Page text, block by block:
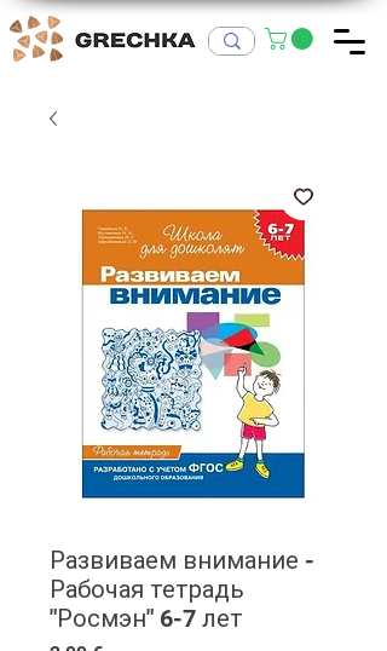
Развиваем внимание -
Рабочая тетрадь
"Росмэн" 6-7 лет